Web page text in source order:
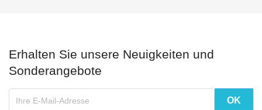
Erhalten Sie unsere Neuigkeiten und
Sonderangebote